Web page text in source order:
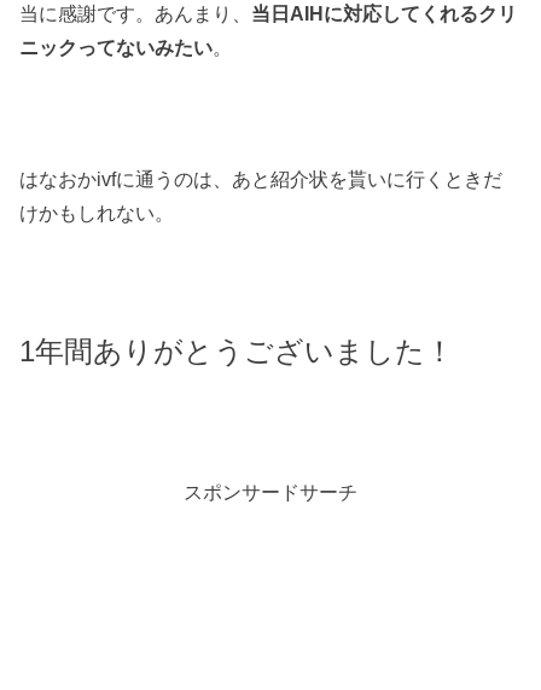
当に感謝です。あんまり、 当日AIHに対応してくれるクリ
ニックってないみたい。
はなおかivfに通うのは、あと紹介状を貰いに行くときだ
けかもしれない。
1年間ありがとうございました！
スポンサードサーチ